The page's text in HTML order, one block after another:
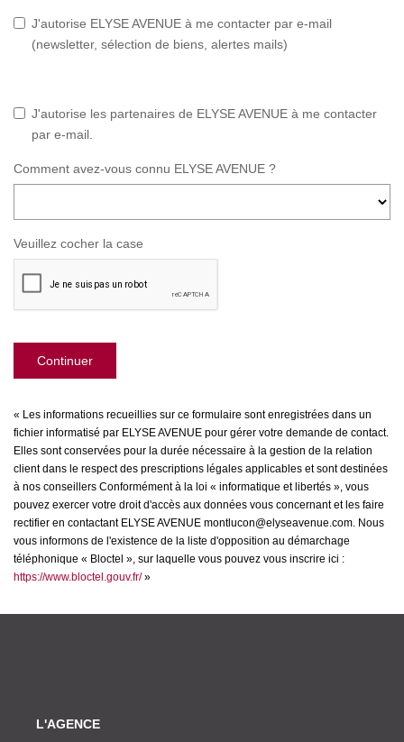
J'autorise ELYSE AVENUE à me contacter par e-mail
(newsletter, sélection de biens, alertes mails)
J'autorise les partenaires de ELYSE AVENUE à me contacter
par e-mail.
Comment avez-vous connu ELYSE AVENUE ?
Veuillez cocher la case
Continuer
« Les informations recueillies sur ce formulaire sont enregistrées dans un
fichier informatisé par ELYSE AVENUE pour gérer votre demande de contact.
Elles sont conservées pour la durée nécessaire à la gestion de la relation
client dans le respect des prescriptions légales applicables et sont destinées
à nos conseillers Conformément à la loi « informatique et libertés », vous
pouvez exercer votre droit d'accès aux données vous concernant et les faire
rectifier en contactant ELYSE AVENUE montlucon@elyseavenue.com. Nous
vous informons de l'existence de la liste d'opposition au démarchage
téléphonique « Bloctel », sur laquelle vous pouvez vous inscrire ici :
https://www.bloctel.gouv.fr/»
L'AGENCE